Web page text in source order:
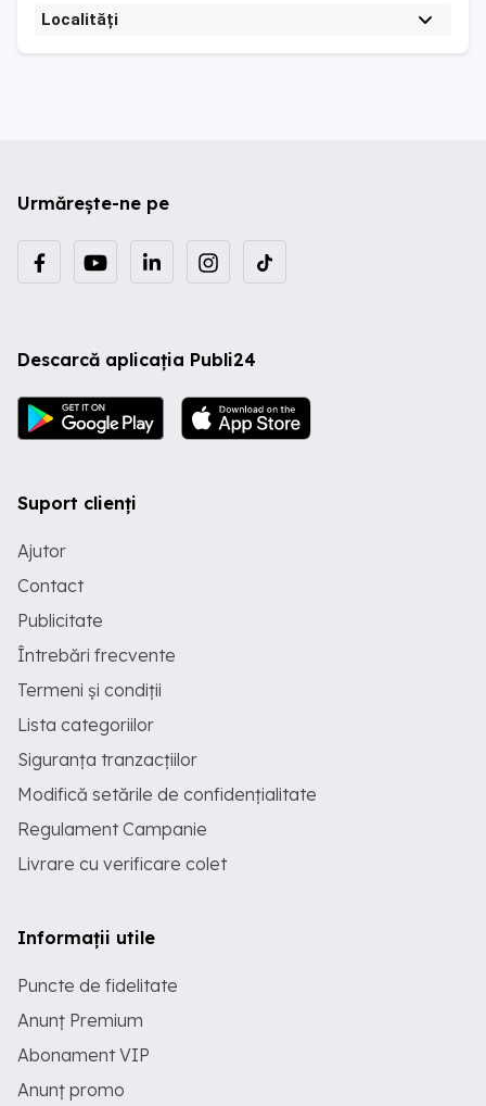
Localități
Urmărește-ne pe
Descarcă aplicația Publi24
Suport clienți
Ajutor
Contact
Publicitate
Întrebări frecvente
Termeni și condiții
Lista categoriilor
Siguranța tranzacțiilor
Modifică setările de confidențialitate
Regulament Campanie
Livrare cu verificare colet
Informații utile
Puncte de fidelitate
Anunț Premium
Abonament VIP
Anunț promo